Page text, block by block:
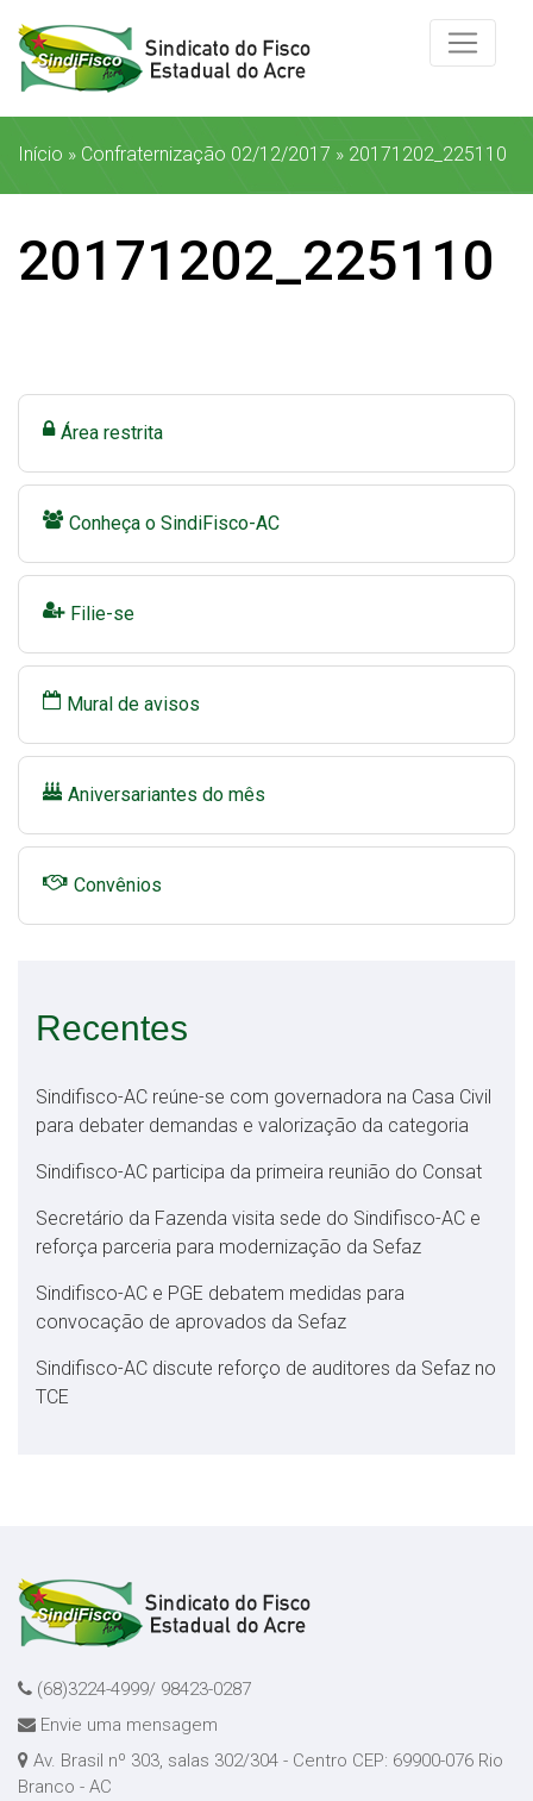
Início » Confraternização 02/12/2017 » 20171202_225110
20171202_225110
Área restrita
Conheça o SindiFisco-AC
Filie-se
Mural de avisos
Aniversariantes do mês
Convênios
Recentes
Sindifisco-AC reúne-se com governadora na Casa Civil
para debater demandas e valorização da categoria
Sindifisco-AC participa da primeira reunião do Consat
Secretário da Fazenda visita sede do Sindifisco-AC e
reforça parceria para modernização da Sefaz
Sindifisco-AC e PGE debatem medidas para
convocação de aprovados da Sefaz
Sindifisco-AC discute reforço de auditores da Sefaz no
TCE
(68)3224-4999/ 98423-0287
Envie uma mensagem
Av. Brasil nº 303, salas 302/304 - Centro CEP: 69900-076 Rio
Branco - AC